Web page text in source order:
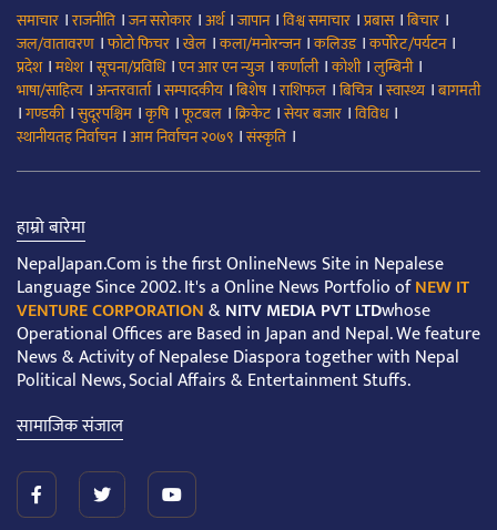
समाचार ।राजनीति ।जन सरोकार ।अर्थ।जापान।विश्व समाचार ।प्रबास।बिचार ।
जल/वातावरण ।फोटो फिचर ।खेल ।कला/मनोरन्जन।कलिउड।कर्पोरेट/पर्यटन।
प्रदेश।मधेश।सूचना/प्रविधि।एन आर एन न्युज।कर्णाली।कोशी।लुम्बिनी।
भाषा/साहित्य ।अन्तरवार्ता।सम्पादकीय ।बिशेष।राशिफल ।बिचित्र।स्वास्थ्य ।बागमती
।गण्डकी।सुदूरपश्चिम ।कृषि।फूटबल ।क्रिकेट।सेयर बजार ।विविध।
स्थानीयतह निर्वाचन।आम निर्वाचन २०७९ ।संस्कृति ।
हाम्रो बारेमा
NepalJapan.Com is the first OnlineNews Site in Nepalese
Language Since 2002. It's a Online News Portfolio ofNEW IT
VENTURE CORPORATION&NITV MEDIA PVT LTDwhose
Operational Offices are Based in Japan and Nepal. We feature
News & Activity of Nepalese Diaspora together with Nepal
Political News, Social Affairs & Entertainment Stuffs.
सामाजिक संजाल